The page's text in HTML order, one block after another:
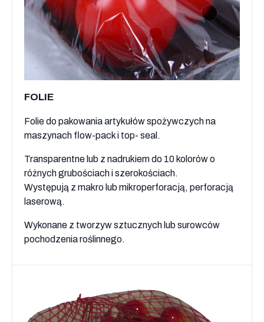
FOLIE
Folie do pakowania artykułów spożywczych na
maszynach flow-pack i top- seal.
Transparentne lub z nadrukiem do 10 kolorów o
różnych grubościach i szerokościach.
Występują z makro lub mikroperforacją, perforacją
laserową.
Wykonane z tworzyw sztucznych lub surowców
pochodzenia roślinnego.